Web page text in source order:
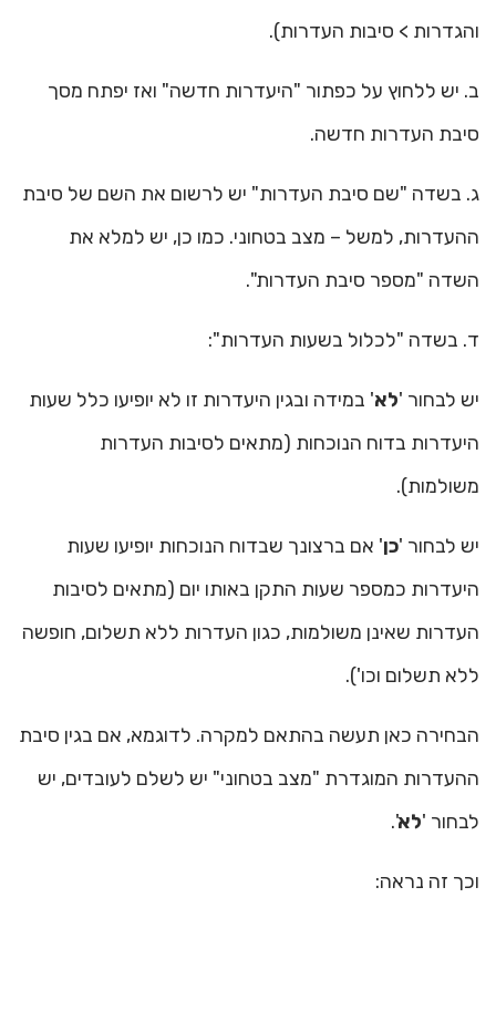
והגדרות > סיבות העדרות).
ב. יש ללחוץ על כפתור "היעדרות חדשה" ואז יפתח מסך
סיבת העדרות חדשה.
ג. בשדה "שם סיבת העדרות" יש לרשום את השם של סיבת
ההעדרות, למשל – מצב בטחוני. כמו כן, יש למלא את
השדה "מספר סיבת העדרות".
ד. בשדה "לכלול בשעות העדרות":
יש לבחור 'לא' במידה ובגין היעדרות זו לא יופיעו כלל שעות
היעדרות בדוח הנוכחות (מתאים לסיבות העדרות
משולמות).
יש לבחור 'כן' אם ברצונך שבדוח הנוכחות יופיעו שעות
היעדרות כמספר שעות התקן באותו יום (מתאים לסיבות
העדרות שאינן משולמות, כגון העדרות ללא תשלום, חופשה
ללא תשלום וכו').
הבחירה כאן תעשה בהתאם למקרה. לדוגמא, אם בגין סיבת
ההעדרות המוגדרת "מצב בטחוני" יש לשלם לעובדים, יש
לבחור 'לא'.
וכך זה נראה: